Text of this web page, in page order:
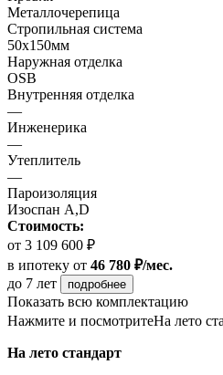
Металлочерепица
Стропильная система
50х150мм
Наружная отделка
OSB
Внутренняя отделка
—
Инженерика
—
Утеплитель
—
Пароизоляция
Изоспан A,D
Стоимость:
от 3 109 600 ₽
в ипотеку от 46 780 ₽/мес.
до 7 лет
подробнее
Показать всю комплектацию
Нажмите и посмотритеНа лето
На лето стандарт